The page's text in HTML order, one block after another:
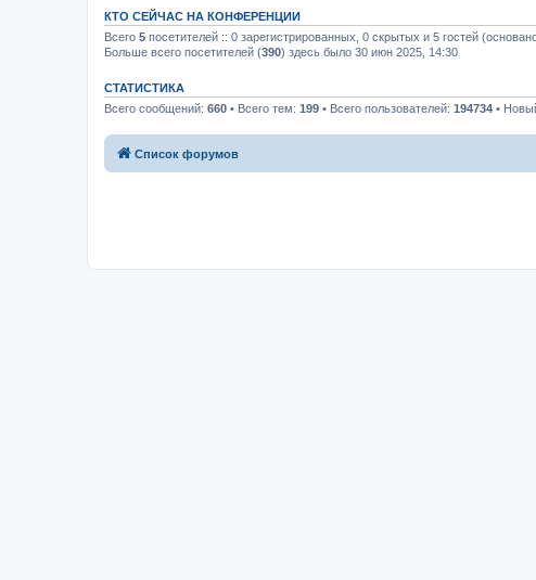
КТО СЕЙЧАС НА КОНФЕРЕНЦИИ
Всего 5 посетителей :: 0 зарегистрированных, 0 скрытых и 5 гостей
Больше всего посетителей (390) здесь было 30 июн 2025, 14:30
СТАТИСТИКА
Всего сообщений: 660 • Всего тем: 199 • Всего пользователей: 194734 •
Список форумов